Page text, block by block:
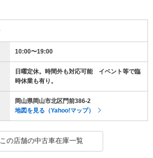
10:00〜19:00
日曜定休。時間外も対応可能 イベント等で臨
時休業も有り。
岡山県岡山市北区門前386-2
地図を見る（Yahoo!マップ）
この店舗の中古車在庫一覧